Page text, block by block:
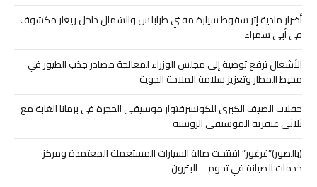
أضرار مادية إثر سقوط سيارة مفتي طرابلس والشمال داخل ريغار مكشوف
في أبي سمراء
الأشغال ترفع توصية إلى مجلس الوزراء لمعالجة مصادر جذب الطيور في
محيط المطار وتعزيز سلامة الملاحة الجوية
حفلات الصيف الكبرى للكونسرفتوار موسيقى الحجرة في برمانا الغابة مع
ثلاثي عبقرية الموسيقى الروسية
(بالصور)”غرغور” افتتحت صالة السيارات المستعملة المعتمدة ومركز
خدمات الصيانة في تحوم – البترون